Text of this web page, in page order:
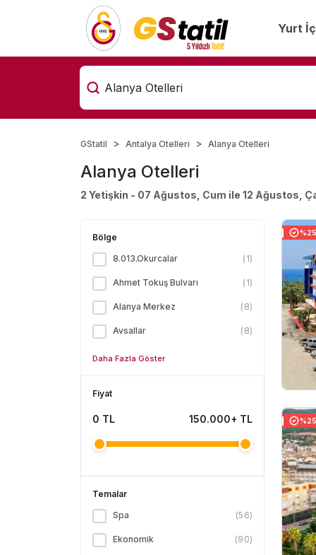
Yurt
GStatil Antalya Otelleri Alanya Otelleri
Alanya Otelleri
2 Yetişkin - 07 Ağustos, Cum ile 12 Ağustos,
Bölge
8.013.Okurcalar
( 1)
Ahmet Tokuş Bulvarı ( 1)
Alanya Merkez ( 8)
Avsallar ( 8)
Daha Fazla Göster
Fiyat
0 TL 150.000+ TL
Temalar
Spa
(56)
Ekonomik (90)
%25
%25